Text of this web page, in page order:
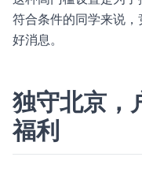
符合条件的同学来说
好消息。
独守北京，
福利